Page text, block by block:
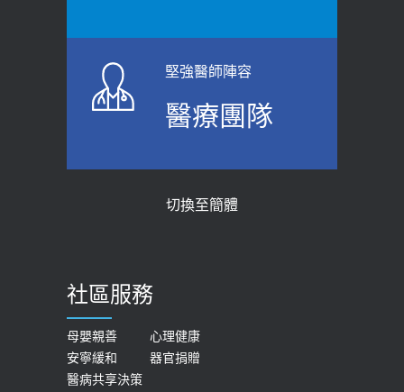
堅強醫師陣容
醫療團隊
切換至簡體
社區服務
母嬰親善
心理健康
安寧緩和
器官捐贈
醫病共享決策